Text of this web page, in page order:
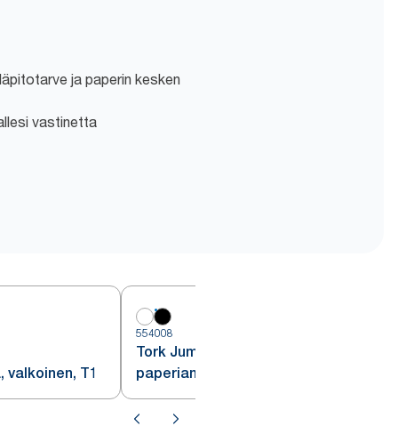
ja paperin kesken
vastinetta
T1
554008
Tork Jumbo WC-
paperiannostelija, musta, T1